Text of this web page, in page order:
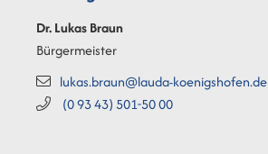
Dr. LukasBraun
Bürgermeister
lukas.braun@lauda-koenigshofen.de
(09343) 501-5000